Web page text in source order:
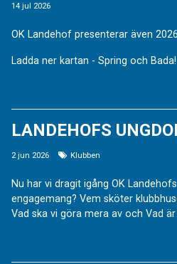
14 jul 2026
OK Landehof presenterar även
Ladda ner kartan - Spring och Bada!
LANDEHOFS
2 jun 2026 Klubben
Nu har vi dragit igång OK
engagemang? Vem sköter
Vad ska vi göra mera av och Vad